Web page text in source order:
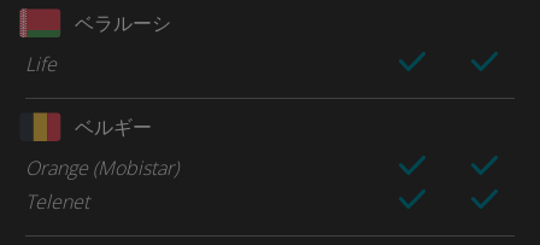
ベラルーシ
Life
ベルギー
Orange (Mobistar)
Telenet